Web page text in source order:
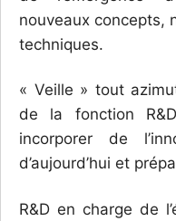
nouveaux concepts,
techniques.
« Veille » tout
de la fonction
incorporer de
d’aujourd’hui et
R&D en charge de